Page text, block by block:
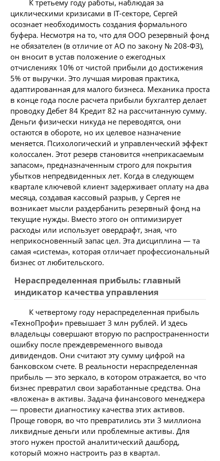
К третьему году работы, наблюдая за
циклическими кризисами в IT-секторе, Сергей
осознает необходимость создания формального
буфера. Несмотря на то, что для ООО резервный фонд
не обязателен (в отличие от АО по закону № 208-ФЗ),
он вносит в устав положение о ежегодных
отчислениях 10% от чистой прибыли до достижения
5% от выручки. Это лучшая мировая практика,
адаптированная для малого бизнеса. Механика проста
в конце года после расчета прибыли бухгалтер делает
проводку Дебет 84 Кредит 82 на рассчитанную сумму.
Деньги физически никуда не переводятся, они
остаются в обороте, но их целевое назначение
меняется. Психологический и управленческий эффект
колоссален. Этот резерв становится «неприкасаемым
запасом», предназначенным строго для покрытия
убытков непредвиденных лет. Когда в следующем
квартале ключевой клиент задерживает оплату на два
месяца, создавая кассовый разрыв, у Сергея не
возникает мысли раздербанить резервный фонд на
текущие нужды. Вместо этого он оптимизирует
расходы или использует овердрафт, зная, что
неприкосновенный запас цел. Эта дисциплина — та
самая «система», которая отличает профессиональный
бизнес от любительского.
Нераспределенная прибыль: главный
индикатор качества управления
К четвертому году нераспределенная прибыль
«ТехноПрофи» превышает 3 млн рублей. И здесь
владельцы совершают вторую по распространенности
ошибку после преждевременного вывода
дивидендов. Они считают эту сумму цифрой на
банковском счете. В реальности нераспределенная
прибыль — это зеркало, в котором отражается, во что
бизнес превратил свои заработанные средства. Она
«вложена» в активы. Задача финансового менеджера
— провести диагностику качества этих активов.
Проще говоря, во что превратились эти 3 миллиона
ликвидные деньги или проблемные активы. Для
этого нужен простой аналитический дашборд,
который можно настроить раз в квартал.